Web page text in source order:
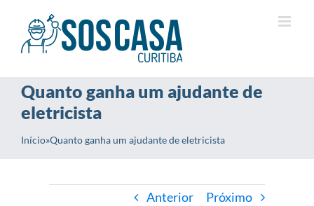
Quanto ganha um ajudante de
eletricista
Início»Quanto ganha um ajudante de eletricista
Anterior Próximo